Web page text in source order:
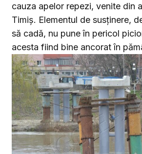
cauza apelor repezi, venite din
Timiş. Elementul de susţinere,
să cadă, nu pune în pericol
acesta fiind bine ancorat în